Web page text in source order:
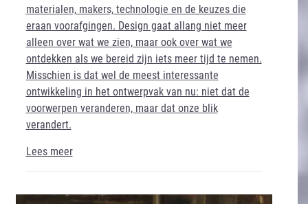
materialen, makers, technologie en de keuzes die
eraan voorafgingen. Design gaat allang niet meer
alleen over wat we zien, maar ook over wat we
ontdekken als we bereid zijn iets meer tijd te nemen.
Misschien is dat wel de meest interessante
ontwikkeling in het ontwerpvak van nu: niet dat de
voorwerpen veranderen, maar dat onze blik
verandert.
Lees meer